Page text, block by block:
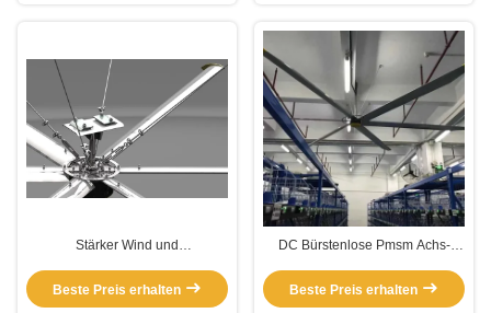
Stärker Wind und
Beste Preis erhalten
DC Bürstenlose Pmsm Achs-
Industrielle Deckenventilator 5m
für den Krieg
Beste Preis erhalten